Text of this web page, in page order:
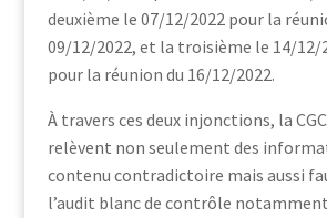
deuxième le 07/12/2022 pour la
09/12/2022, et la troisième le 14/12/
pour la réunion du 16/12/2022.
À travers ces deux injonctions, la
relèvent non seulement des
contenu contradictoire mais aussi
l’audit blanc de contrôle